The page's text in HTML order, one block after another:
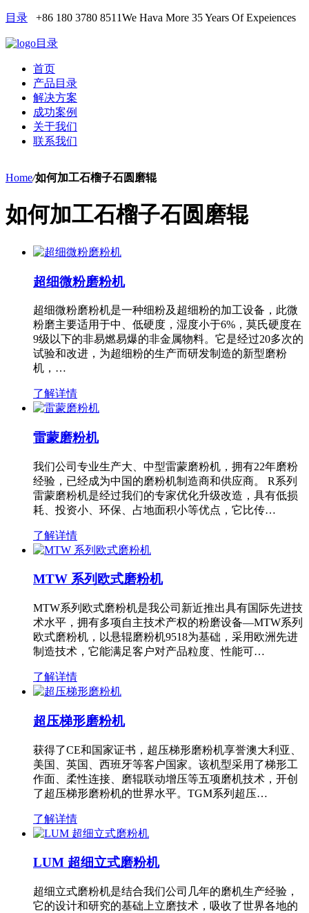
目录 +86 180 3780 8511We Hava More 35 Years Of Expeiences
目录
首页
产品目录
解决方案
成功案例
关于我们
联系我们
Home/如何加工石榴子石圆磨辊
如何加工石榴子石圆磨辊
超细微粉磨粉机
超细微粉磨粉机是一种细粉及超细粉的加工设备，此微
粉磨主要适用于中、低硬度，湿度小于6%，莫氏硬度在
9级以下的非易燃易爆的非金属物料。它是经过20多次的
试验和改进，为超细粉的生产而研发制造的新型磨粉
机，…
了解详情
雷蒙磨粉机
我们公司专业生产大、中型雷蒙磨粉机，拥有22年磨粉
经验，已经成为中国的磨粉机制造商和供应商。 R系列
雷蒙磨粉机是经过我们的专家优化升级改造，具有低损
耗、投资小、环保、占地面积小等优点，它比传…
了解详情
MTW 系列欧式磨粉机
MTW系列欧式磨粉机是我公司新近推出具有国际先进技
术水平，拥有多项自主技术产权的粉磨设备—MTW系列
欧式磨粉机，以悬辊磨粉机9518为基础，采用欧洲先进
制造技术，它能满足客户对产品粒度、性能可…
了解详情
超压梯形磨粉机
获得了CE和国家证书，超压梯形磨粉机享誉澳大利亚、
美国、英国、西班牙等客户国家。该机型采用了梯形工
作面、柔性连接、磨辊联动增压等五项磨机技术，开创
了超压梯形磨粉机的世界水平。TGM系列超压…
了解详情
LUM 超细立式磨粉机
超细立式磨粉机是结合我们公司几年的磨机生产经验，
它的设计和研究的基础上立磨技术，吸收了世界各地的